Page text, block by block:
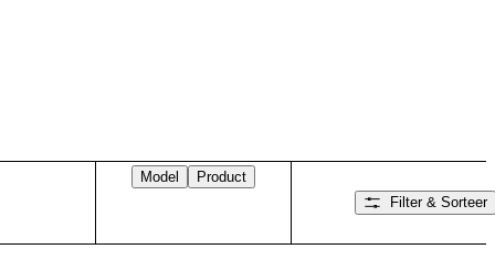
Model
Product
Filter & Sorteer